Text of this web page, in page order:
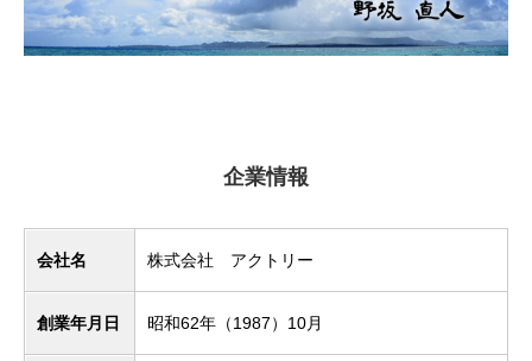
企業情報
会社名 株式会社 アクトリー
創業年月日 昭和62年（1987）10月